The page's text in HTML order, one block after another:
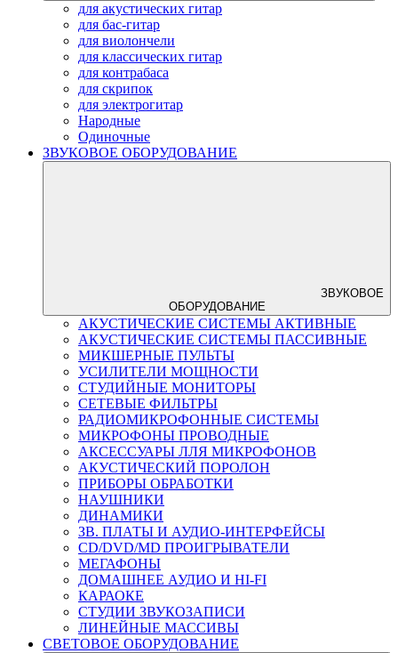
для акустических гитар
для бас-гитар
для виолончели
для классических гитар
для контрабаса
для скрипок
для электрогитар
Народные
Одиночные
ЗВУКОВОЕ ОБОРУДОВАНИЕ
ЗВУКОВОЕ
ОБОРУДОВАНИЕ
АКУСТИЧЕСКИЕ СИСТЕМЫ АКТИВНЫЕ
АКУСТИЧЕСКИЕ СИСТЕМЫ ПАССИВНЫЕ
МИКШЕРНЫЕ ПУЛЬТЫ
УСИЛИТЕЛИ МОЩНОСТИ
СТУДИЙНЫЕ МОНИТОРЫ
СЕТЕВЫЕ ФИЛЬТРЫ
РАДИОМИКРОФОННЫЕ СИСТЕМЫ
МИКРОФОНЫ ПРОВОДНЫЕ
АКСЕССУАРЫ ЛЛЯ МИКРОФОНОВ
АКУСТИЧЕСКИЙ ПОРОЛОН
ПРИБОРЫ ОБРАБОТКИ
НАУШНИКИ
ДИНАМИКИ
ЗВ. ПЛАТЫ И АУДИО-ИНТЕРФЕЙСЫ
CD/DVD/MD ПРОИГРЫВАТЕЛИ
МЕГАФОНЫ
ДОМАШНЕЕ АУДИО И HI-FI
КАРАОКЕ
СТУДИИ ЗВУКОЗАПИСИ
ЛИНЕЙНЫЕ МАССИВЫ
СВЕТОВОЕ ОБОРУДОВАНИЕ